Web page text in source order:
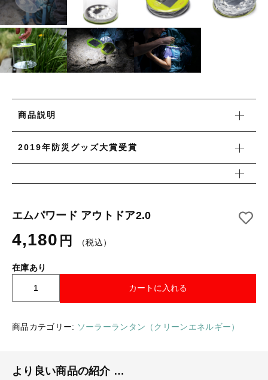
商品説明
2019年防災グッズ大賞受賞
エムパワード アウトドア2.0
4,180 円 （税込）
在庫あり
ム
ワ
ウ
カートに入れる
商品カテゴリー: ソーラーランタン（クリーンエネルギー）
より良い商品の紹介 …
タオル/ハンカチ
国産［奥会津］かごバッグ
カトラリー/食器
ファッション
雑貨
ラリーキルト
キリム
ギフトラッピング
セール
国産［奥会津］かごバッグ
カトラリー/食器
ラリーキルト
ギフトラッピング
その他
在庫あり セール